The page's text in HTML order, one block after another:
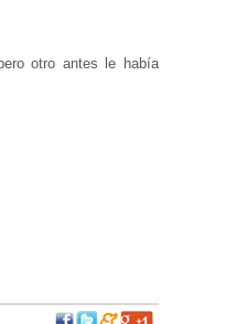
otro antes le había